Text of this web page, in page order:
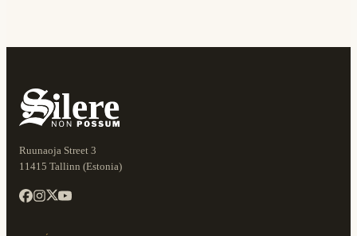
Ruunaoja Street 3
11415 Tallinn (Estonia)